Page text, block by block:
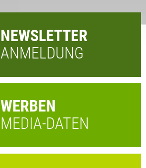
NEWSLETTER
ANMELDUNG
WERBEN
MEDIA-DATEN